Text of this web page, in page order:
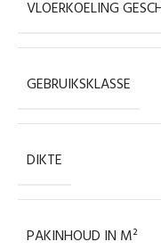
VLOERKOELING
GEBRUIKSKLASSE
DIKTE
PAKINHOUD IN M²